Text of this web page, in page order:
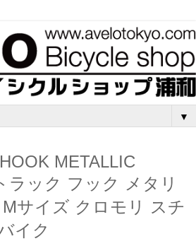
▼
METALLIC
ラック フック メタリ
サイズ クロモリ スチ
イク